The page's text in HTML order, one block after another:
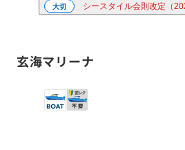
大切 シースタイル会則改定（
玄海マリーナ